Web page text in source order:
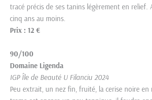
tracé précis de ses tanins légèrement en relief.
cinq ans au moins.
Prix : 12 €
90/100
Domaine Ligenda
IGP Île de Beauté U Filanciu 2024
Peu extrait, un nez fin, fruité, la cerise noire